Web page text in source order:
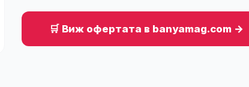
🛒 Виж офертата в banyamag.com →